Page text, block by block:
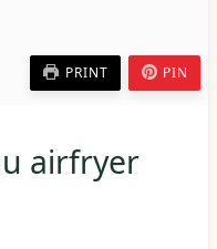
PRINT PIN
airfryer